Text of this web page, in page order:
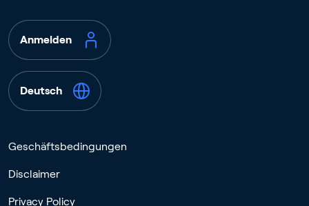
Anmelden
Deutsch
Geschäftsbedingungen
Disclaimer
Privacy Policy